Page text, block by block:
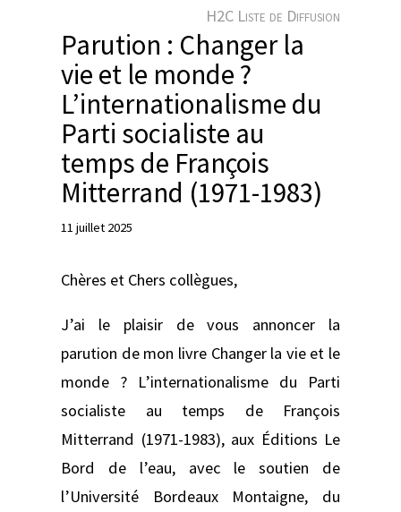
H2C Liste de Diffusion
Parution : Changer la
vie et le monde ?
L’internationalisme du
Parti socialiste au
temps de François
Mitterrand (1971-1983)
11 juillet 2025
Chères et Chers collègues,
J’ai le plaisir de vous annoncer la
parution de mon livre Changer la vie et le
monde ? L’internationalisme du Parti
socialiste au temps de François
Mitterrand (1971-1983), aux Éditions Le
Bord de l’eau, avec le soutien de
l’Université Bordeaux Montaigne, du